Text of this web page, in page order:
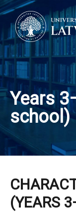
Years
school)
(YEARS